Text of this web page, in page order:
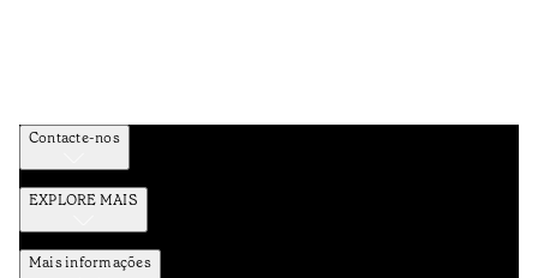
Contacte-nos
EXPLORE MAIS
Mais informações